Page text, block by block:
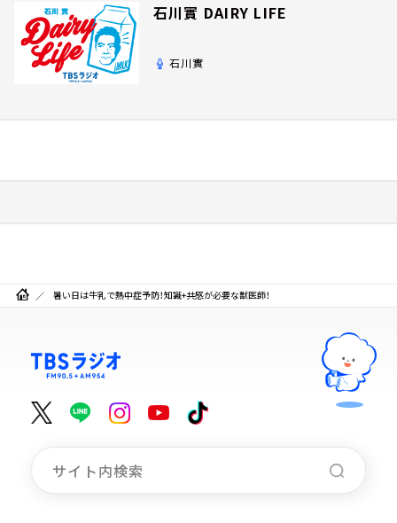
石川實 DAIRY LIFE
石川實
暑い日は牛乳で熱中症予防！知識+共感が必要な獣医師！